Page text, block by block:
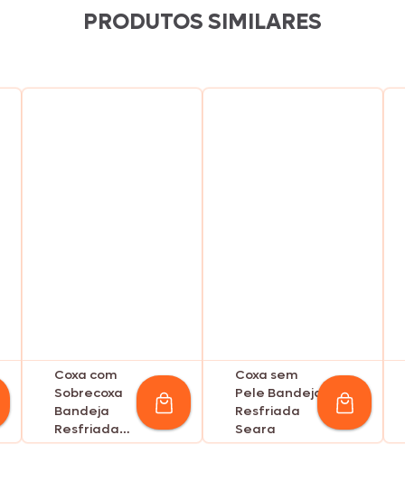
PRODUTOS SIMILARES
Coxa com
Sobrecoxa
Bandeja
Resfriada
Seara
Coxa sem
Pele Bandeja
Resfriada
Seara